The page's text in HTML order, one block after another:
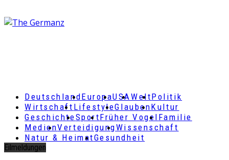
DeutschlandEuropaUSAWeltPolitik
Wirtschaft LifestyleGlaubenKultur
GeschichteSportFrüher Vogel Familie
MedienVerteidigungWissenschaft
Natur & HeimatGesundheit
Eilmeldungen